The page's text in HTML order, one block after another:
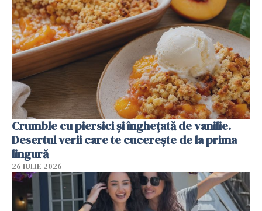
Crumble cu piersici și înghețată de vanilie.
Desertul verii care te cucerește de la prima
lingură
26 IULIE 2026